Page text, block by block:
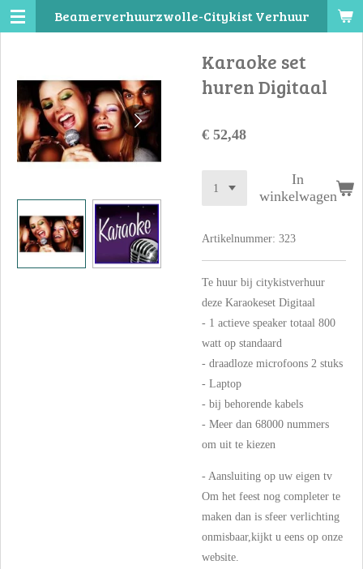
Ga
de
hoofdinhoud
Beamerverhuurzwolle-Citykist Verhuur
Karaoke set
huren Digitaal
€ 52,48
In
winkelwagen
Artikelnummer: 323
Te huur bij citykistverhuur
deze Karaokeset Digitaal
- 1 actieve speaker totaal 800
watt op standaard
- draadloze microfoons 2 stuks
- Laptop
- bij behorende kabels
- Meer dan 68000 nummers
om uit te kiezen
- Aansluiting op uw eigen tv
Om het feest nog completer te
maken dan is sfeer verlichting
onmisbaar,kijkt u eens op onze
website.